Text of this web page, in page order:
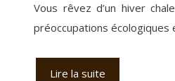
Vous rêvez d’un hiver
préoccupations
Lire la suite